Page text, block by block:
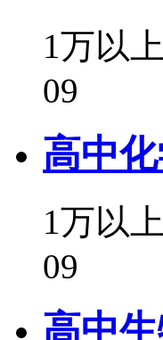
1万以
09
高中
1万以
09
高中